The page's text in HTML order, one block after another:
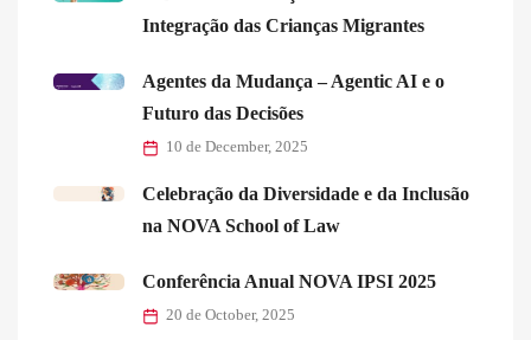
Integração das Crianças Migrantes
Agentes da Mudança – Agentic AI e o
Futuro das Decisões
10 de December, 2025
Celebração da Diversidade e da Inclusão
na NOVA School of Law
Conferência Anual NOVA IPSI 2025
20 de October, 2025